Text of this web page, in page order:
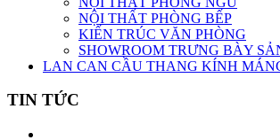
NỘI THẤT PHÒNG BẾP
KIẾN TRÚC VĂN PHÒNG
SHOWROOM TRƯNG BÀY
LAN CAN CẦU THANG KÍNH
TIN TỨC